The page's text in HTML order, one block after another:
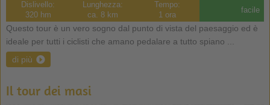
Dislivello:
320 hm
Lunghezza:
ca. 8 km
Tempo:
1 ora
facile
Questo tour è un vero sogno dal punto di vista del paesaggio ed è
ideale per tutti i ciclisti che amano pedalare a tutto spiano ...
di più
Il tour dei masi